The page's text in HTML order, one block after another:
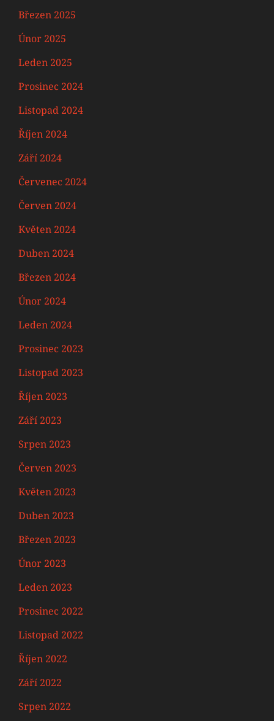
Březen 2025
Únor 2025
Leden 2025
Prosinec 2024
Listopad 2024
Říjen 2024
Září 2024
Červenec 2024
Červen 2024
Květen 2024
Duben 2024
Březen 2024
Únor 2024
Leden 2024
Prosinec 2023
Listopad 2023
Říjen 2023
Září 2023
Srpen 2023
Červen 2023
Květen 2023
Duben 2023
Březen 2023
Únor 2023
Leden 2023
Prosinec 2022
Listopad 2022
Říjen 2022
Září 2022
Srpen 2022